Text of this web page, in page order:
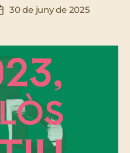
30 de juny de 2025